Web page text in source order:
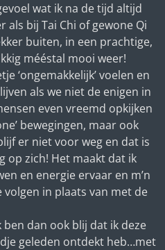
wat ik na de tijd altijd
bij Tai Chi of gewone Qi
buiten, in een prachtige,
mééstal mooi weer!
‘ongemakkelijk’ voelen en
als we niet de enigen in
even vreemd opkijken
bewegingen, maar ook
er niet voor weg en dat is
op zich! Het maakt dat ik
en energie ervaar en m’n
in plaats van met de
ben dan ook blij dat ik deze
geleden ontdekt heb…met